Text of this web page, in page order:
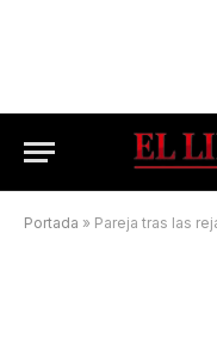
Portada » Pareja tras las